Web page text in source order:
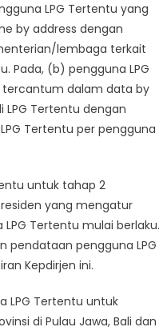
LPG Tertentu yang
by address dengan
lembaga terkait
Pada, (b) pengguna LPG
dalam data by
Tertentu dengan
Tertentu per pengguna
untuk tahap 2
yang mengatur
Tertentu mulai berlaku.
pendataan pengguna LPG
Kepdirjen ini.
LPG Tertentu untuk
di Pulau Jawa, Bali dan